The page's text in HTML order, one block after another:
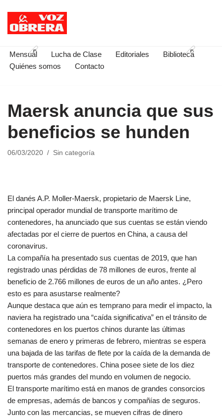
Saltar
contenido
Mensual Lucha de Clase Editoriales
Biblioteca
Quiénes somos
Contacto
Maersk anuncia que sus
beneficios se hunden
06/03/2020 Sin categoría
El danés A.P. Moller-Maersk, propietario de Maersk Line,
principal operador mundial de transporte marítimo de
contenedores, ha anunciado que sus cuentas se están viendo
afectadas por el cierre de puertos en China, a causa del
coronavirus.
La compañía ha presentado sus cuentas de 2019, que han
registrado unas pérdidas de 78 millones de euros, frente al
beneficio de 2.766 millones de euros de un año antes. ¿Pero
esto es para asustarse realmente?
Aunque destaca que aún es temprano para medir el impacto, la
naviera ha registrado una “caída significativa” en el tránsito de
contenedores en los puertos chinos durante las últimas
semanas de enero y primeras de febrero, mientras se espera
una bajada de las tarifas de flete por la caída de la demanda de
transporte de contenedores. China posee siete de los diez
puertos más grandes del mundo en volumen de negocio.
El transporte marítimo está en manos de grandes consorcios
de empresas, además de bancos y compañías de seguros.
Junto con las mercancias, se mueven cifras de dinero